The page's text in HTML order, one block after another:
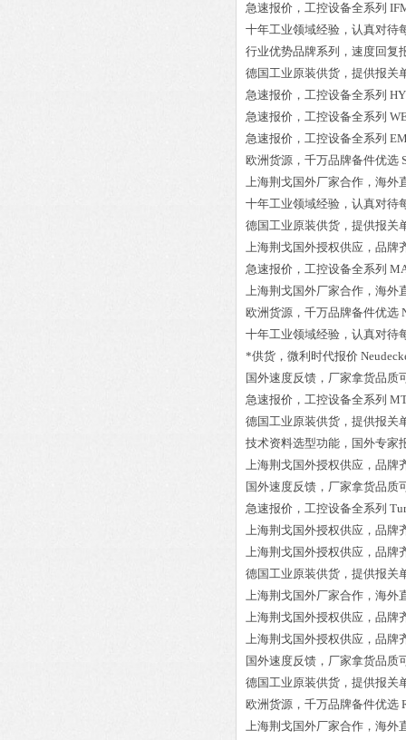
急速报价，工控设备全系列
十年工业领域经验，认真对待
行业优势品牌系列，速度回复
德国工业原装供货，提供报关
急速报价，工控设备全系列
急速报价，工控设备全系列
急速报价，工控设备全系列
欧洲货源，千万品牌备件优选
上海荆戈国外厂家合作，海外
十年工业领域经验，认真对待
德国工业原装供货，提供报关
上海荆戈国外授权供应，品牌
急速报价，工控设备全系列
上海荆戈国外厂家合作，海外
欧洲货源，千万品牌备件优选
十年工业领域经验，认真对待
*供货，微利时代报价
国外速度反馈，厂家拿货品质
急速报价，工控设备全系列
德国工业原装供货，提供报关
技术资料选型功能，国外专家
上海荆戈国外授权供应，品牌
国外速度反馈，厂家拿货品质
急速报价，工控设备全系列
上海荆戈国外授权供应，品牌
上海荆戈国外授权供应，品牌
德国工业原装供货，提供报关
上海荆戈国外厂家合作，海外
上海荆戈国外授权供应，品牌
上海荆戈国外授权供应，品牌
国外速度反馈，厂家拿货品质
德国工业原装供货，提供报关
欧洲货源，千万品牌备件优选
上海荆戈国外厂家合作，海外